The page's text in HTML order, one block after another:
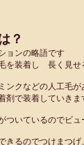
？
ョンの略語です
を装着し 長く見せ
クなどの人工毛が
剤で装着していきま
ついているのでビ
るのでつけまつげ、